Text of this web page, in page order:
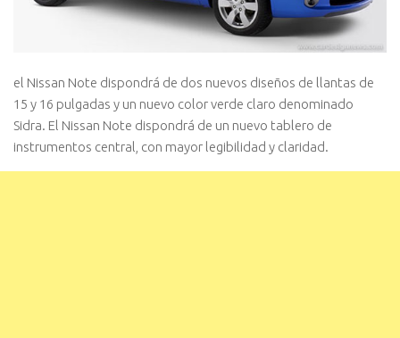
el Nissan Note dispondrá de dos nuevos diseños de llantas de
15 y 16 pulgadas y un nuevo color verde claro denominado
Sidra. El Nissan Note dispondrá de un nuevo tablero de
instrumentos central, con mayor legibilidad y claridad.